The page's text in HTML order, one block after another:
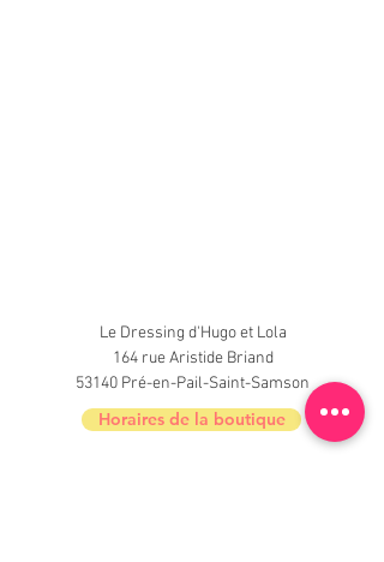
Le Dressing d'Hugo et Lola
164 rue Aristide Briand
53140 Pré-en-Pail-Saint-Samson
Horaires de la boutique